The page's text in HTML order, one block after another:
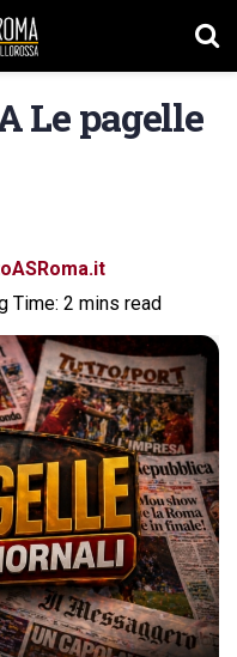
Le pagelle
Time: 2 mins read